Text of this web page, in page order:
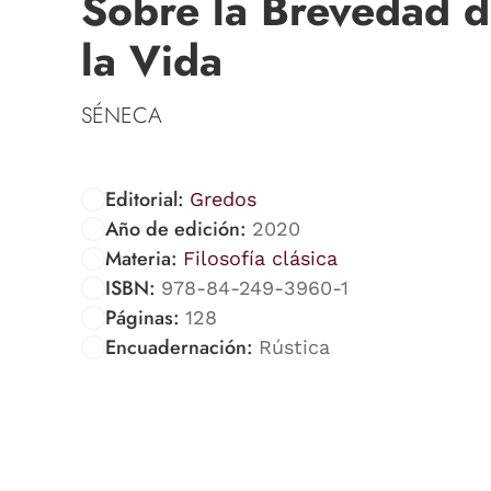
la Vida
SÉNECA
Editorial: Gredos
Año de edición: 2020
Materia: Filosofía clásica
ISBN: 978-84-249-3960-1
Páginas: 128
Encuadernación: Rústica